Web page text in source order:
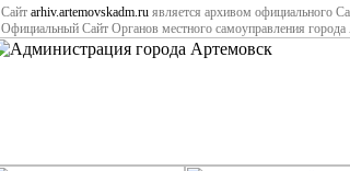
Сайт arhiv.artemovskadm.ru является архивом официального
Официальный Сайт Органов местного самоуправления